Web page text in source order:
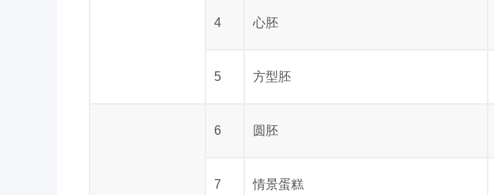
4 心胚
5 方型胚
6 圆胚
7 情景蛋糕